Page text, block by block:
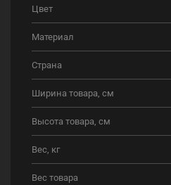
Цвет
Материал
Страна
Ширина товара, см
Высота товара, см
Вес, кг
Вес товара